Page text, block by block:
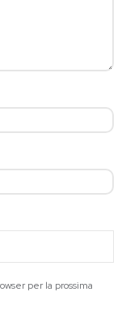
per la prossima